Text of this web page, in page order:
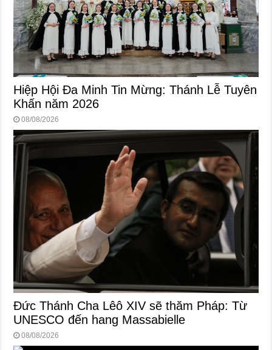
Hiệp Hội Đa Minh Tin Mừng: Thánh Lễ Tuyên
Khấn năm 2026
08/08/2026
Đức Thánh Cha Lêô XIV sẽ thăm Pháp: Từ
UNESCO đến hang Massabielle
08/08/2026